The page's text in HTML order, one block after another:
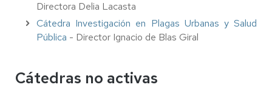
Directora Delia Lacasta
Cátedra Investigación en Plagas Urbanas y Salud
Pública - Director Ignacio de Blas Giral
Cátedras no activas